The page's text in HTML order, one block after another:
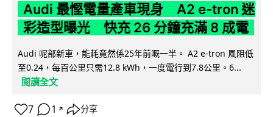
Audi 最慳電量產車現身 A2 e-tron 迷
彩造型曝光 快充 26 分鐘充滿 8 成電
Audi 呢部新車，能耗竟然係25年前嘅一半。 A2 e-tron 風阻低
至0.24，每百公里只需12.8 kWh，一度電行到7.8公里。6...
閱讀全文
7 1 ↗ 分享